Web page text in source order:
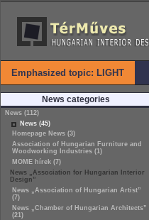
Emphasized topic: LIGHT
News categories
News (112)
News (45)
Homepage News (3)
Association of Hungarian Furniture and
Woodworking Industries (1)
MOME hírek (7)
News „Association for Hungarian Interior
Design”
News „Association of Hungarian Artist”
(7)
News „Chamber of Hungarian Architects”
(21)